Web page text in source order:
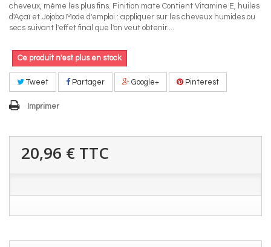
cheveux, même les plus fins. Finition mate Contient Vitamine E, huiles
d'Açaï et Jojoba.Mode d'emploi : appliquer sur les cheveux humides ou
secs suivant l'effet final que l'on veut obtenir....
Ce produit n'est plus en stock
Tweet Partager Google+ Pinterest
Imprimer
20,96 € TTC